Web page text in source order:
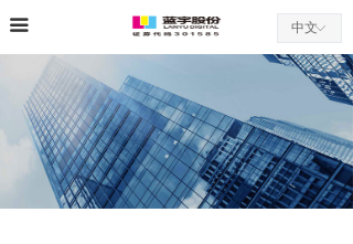
끀 ꀅ
中文